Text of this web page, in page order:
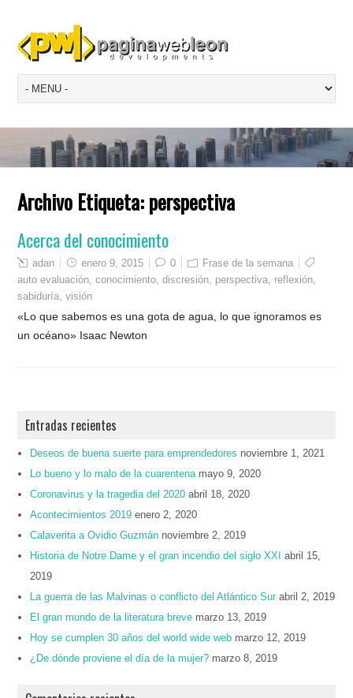
Archivo Etiqueta:perspectiva
Acerca del conocimiento
adan enero 9, 2015 0
Frase de la semana
auto evaluación ,conocimiento ,discresión perspectiva reflexión
sabiduría ,visión
«Lo que sabemos es una gota de agua, lo que ignoramos es
un océano» Isaac Newton
Entradas recientes
Deseos de buena suerte para emprendedores noviembre 1, 2021
Lo bueno y lo malo de la cuarentena mayo 9, 2020
Coronavirus y la tragedia del 2020 abril 18, 2020
Acontecimientos 2019 enero 2, 2020
Calaverita a Ovidio Guzmán noviembre 2, 2019
Historia de Notre Dame y el gran incendio del siglo XXI
abril 15,
2019
La guerra de las Malvinas o conflicto del Atlántico Sur abril 2, 2019
El gran mundo de la literatura breve marzo 13, 2019
Hoy se cumplen 30 años del world wide web marzo 12, 2019
¿De dónde proviene el día de la mujer? marzo 8, 2019